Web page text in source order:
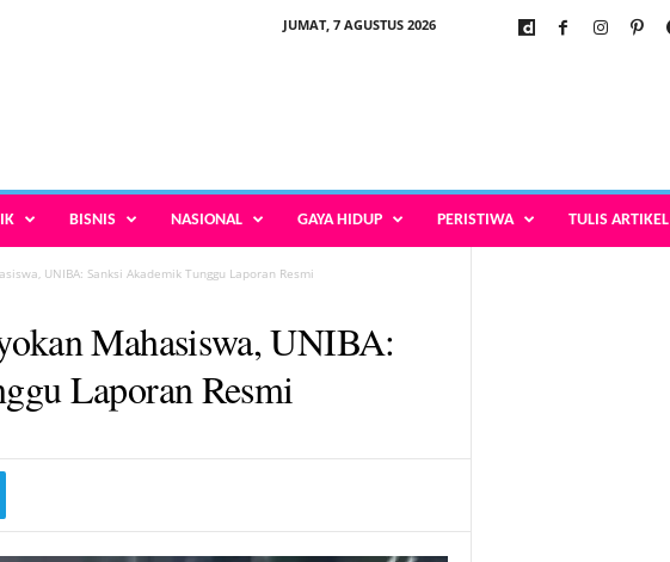
JUMAT, 7 AGUSTUS 2026
BISNIS NASIONAL GAYA HIDUP PERISTIWA TULIS ARTIKEL
UNIBA: Sanksi Akademik Tunggu Laporan Resmi
Mahasiswa, UNIBA:
Laporan Resmi